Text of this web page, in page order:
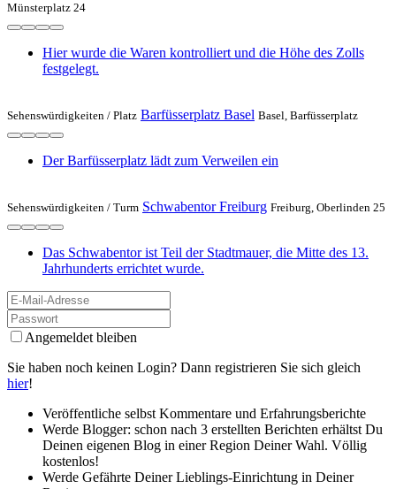
Münsterplatz 24
Hier wurde die Waren kontrolliert und die Höhe des Zolls
festgelegt.
Sehenswürdigkeiten / Platz Barfüsserplatz Basel Basel, Barfüsserplatz
Der Barfüsserplatz lädt zum Verweilen ein
Sehenswürdigkeiten / Turm Schwabentor Freiburg Freiburg, Oberlinden 25
Das Schwabentor ist Teil der Stadtmauer, die Mitte des 13.
Jahrhunderts errichtet wurde.
Angemeldet bleiben
Sie haben noch keinen Login? Dann registrieren Sie sich gleich
hier!
Veröffentliche selbst Kommentare und Erfahrungsberichte
Werde Blogger: schon nach 3 erstellten Berichten erhältst Du
Deinen eigenen Blog in einer Region Deiner Wahl. Völlig
kostenlos!
Werde Gefährte Deiner Lieblings-Einrichtung in Deiner